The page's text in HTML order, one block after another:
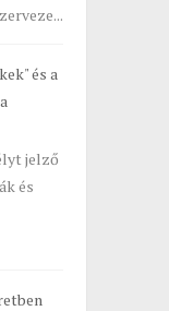
és a
jelző
és